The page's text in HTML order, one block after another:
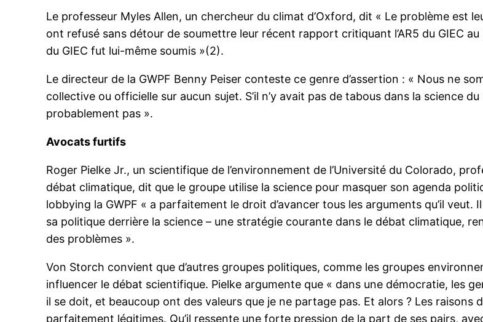
Le professeur Myles Allen, un chercheur du climat d’Oxford, dit « Le problème est
ont refusé sans détour de soumettre leur récent rapport critiquant l’AR5 du GIEC
du GIEC fut lui-même soumis »(2).
Le directeur de la GWPF Benny Peiser conteste ce genre d’assertion : « Nous ne
collective ou officielle sur aucun sujet. S’il n’y avait pas de tabous dans la science
probablement pas ».
Avocats furtifs
Roger Pielke Jr., un scientifique de l’environnement de l’Université du Colorado,
débat climatique, dit que le groupe utilise la science pour masquer son agenda
lobbying la GWPF « a parfaitement le droit d’avancer tous les arguments qu’il
sa politique derrière la science – une stratégie courante dans le débat climatique,
des problèmes ».
Von Storch convient que d’autres groupes politiques, comme les groupes
influencer le débat scientifique. Pielke argumente que « dans une démocratie, les
il se doit, et beaucoup ont des valeurs que je ne partage pas. Et alors ? Les raisons
parfaitement légitimes. Qu’il ressente une forte pression de la part de ses pairs,